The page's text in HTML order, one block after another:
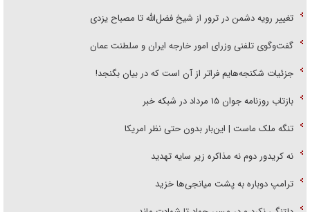
تغییر رویه دشمن در ترور از شیخ فضل‌الله تا مصباح یزدی
گفت‌وگوی تلفنی وزرای امور خارجه ایران و سلطنت عمان
جزئیات شکنجه‌هایم فراتر از آن است که در بیان بگنجد!
بازتاب روزنامه جوان ۱۵ مرداد در شبکه خبر
تنگه ملک ماست | این‌بار بدون حتی نظر امریکا
نه کریدور دوم نه مذاکره زیر سایه تهدید
ترامپ دوباره به پشت میانجی‌ها خزید